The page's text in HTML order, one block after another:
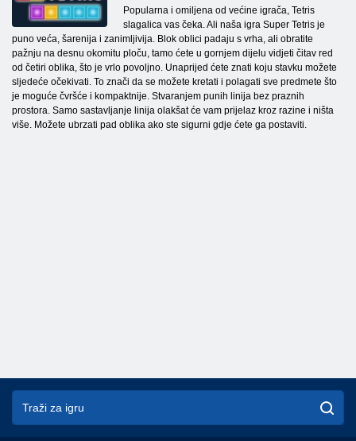
Popularna i omiljena od većine igrača, Tetris
slagalica vas čeka. Ali naša igra Super Tetris je
puno veća, šarenija i zanimljivija. Blok oblici padaju s vrha, ali obratite
pažnju na desnu okomitu ploču, tamo ćete u gornjem dijelu vidjeti čitav red
od četiri oblika, što je vrlo povoljno. Unaprijed ćete znati koju stavku možete
sljedeće očekivati. To znači da se možete kretati i polagati sve predmete što
je moguće čvršće i kompaktnije. Stvaranjem punih linija bez praznih
prostora. Samo sastavljanje linija olakšat će vam prijelaz kroz razine i ništa
više. Možete ubrzati pad oblika ako ste sigurni gdje ćete ga postaviti.